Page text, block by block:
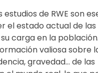
estudios de RWE son
el estado actual de las
carga en la población.
valiosa sobre
gravedad… de las